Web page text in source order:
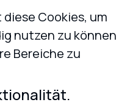
Cookies, um
nutzen zu können
Bereiche zu